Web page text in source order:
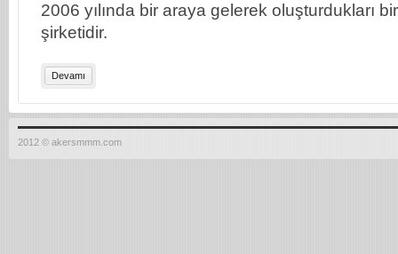
2006 yılında bir araya gelerek oluşturdukları
şirketidir.
Devamı
2012 © akersmmm.com